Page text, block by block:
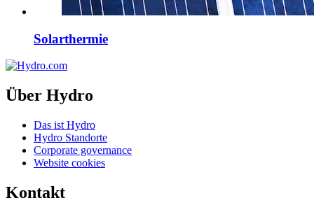
Solarthermie
Über Hydro
Das ist Hydro
Hydro Standorte
Corporate governance
Website cookies
Kontakt